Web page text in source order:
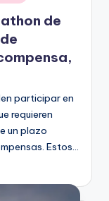
de
participar en
requieren
un plazo
Estos…